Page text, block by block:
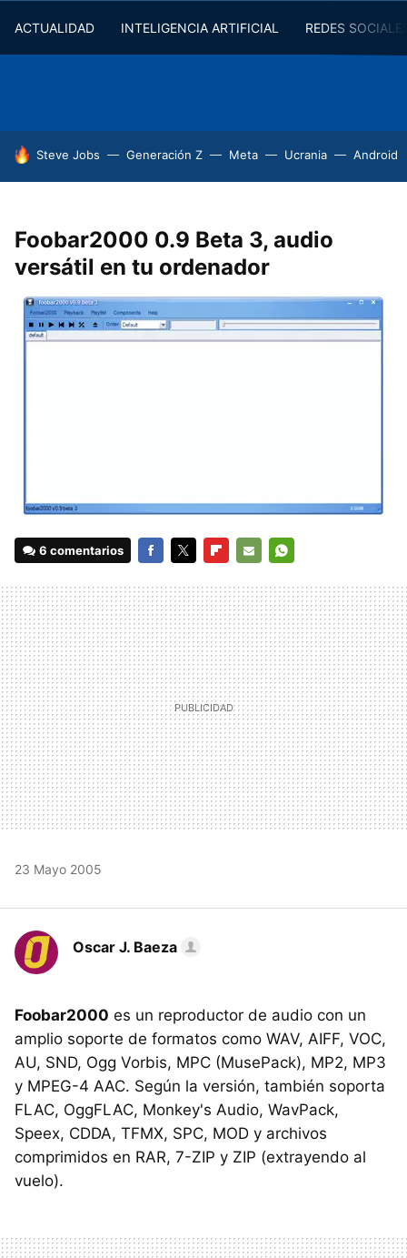
ACTUALIDAD INTELIGENCIA ARTIFICIAL REDES
HOY SE HABLA DE
Steve Jobs Generación Z Meta Ucrania Android
Foobar2000 0.9 Beta 3, audio
versátil en tu ordenador
6 comentarios
MAIL
23 Mayo 2005
Oscar J. Baeza
Foobar2000 es un reproductor de audio con un
amplio soporte de formatos como WAV, AIFF, VOC,
AU, SND, Ogg Vorbis, MPC (MusePack), MP2, MP3
y MPEG-4 AAC. Según la versión, también soporta
FLAC, OggFLAC, Monkey's Audio, WavPack,
Speex, CDDA, TFMX, SPC, MOD y archivos
comprimidos en RAR, 7-ZIP y ZIP (extrayendo al
vuelo).